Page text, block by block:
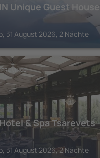
Unique Guest House
31 August 2026, 2 Nächte
& Spa Tsarevets
31 August 2026, 2 Nächte